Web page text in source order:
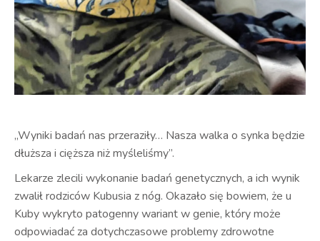
„Wyniki badań nas przeraziły… Nasza walka o synka będzie
dłuższa i cięższa niż myśleliśmy”.
Lekarze zlecili wykonanie badań genetycznych, a ich wynik
zwalił rodziców Kubusia z nóg. Okazało się bowiem, że u
Kuby wykryto patogenny wariant w genie, który może
odpowiadać za dotychczasowe problemy zdrowotne